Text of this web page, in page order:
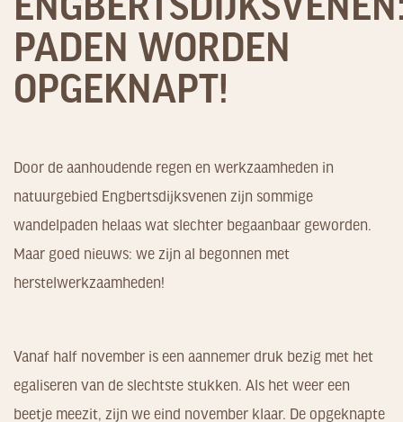
PADEN WORDEN
OPGEKNAPT!
Door de aanhoudende regen en werkzaamheden in
natuurgebied Engbertsdijksvenen zijn sommige
wandelpaden helaas wat slechter begaanbaar geworden.
Maar goed nieuws: we zijn al begonnen met
herstelwerkzaamheden!
Vanaf half november is een aannemer druk bezig met het
egaliseren van de slechtste stukken. Als het weer een
beetje meezit, zijn we eind november klaar. De opgeknapte